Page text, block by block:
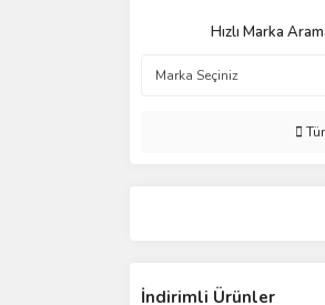
1.380 mm (2)
Hızlı Marka
İndirimli Ürünler